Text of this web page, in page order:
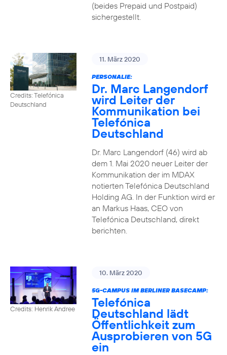
(beides Prepaid und Postpaid)
sichergestellt.
Credits: Telefónica
Deutschland
11. März 2020
PERSONALIE:
Dr. Marc Langendorf
wird Leiter der
Kommunikation bei
Telefónica
Deutschland
Dr. Marc Langendorf (46) wird ab
dem 1. Mai 2020 neuer Leiter der
Kommunikation der im MDAX
notierten Telefónica Deutschland
Holding AG. In der Funktion wird er
an Markus Haas, CEO von
Telefónica Deutschland, direkt
berichten.
Credits: Henrik Andree
10. März 2020
5G-CAMPUS IM BERLINER BASECAMP:
Telefónica
Deutschland lädt
Öffentlichkeit zum
Ausprobieren von 5G
ein